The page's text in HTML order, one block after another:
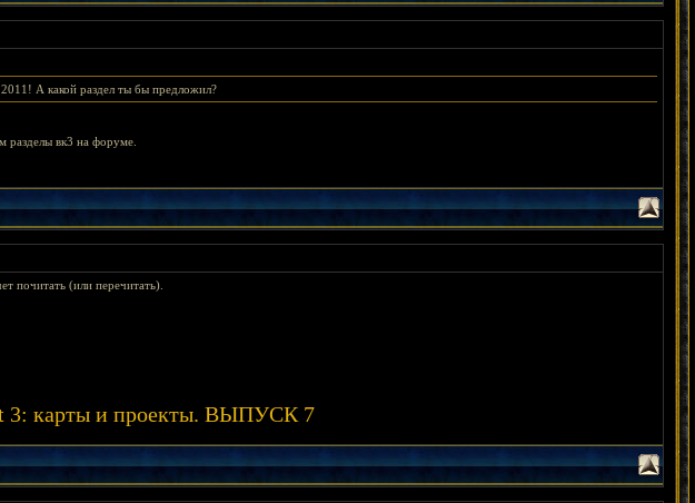
А какой раздел ты бы предложил?
разделы вк3 на форуме.
почитать (или перечитать).
3: карты и проекты. ВЫПУСК 7